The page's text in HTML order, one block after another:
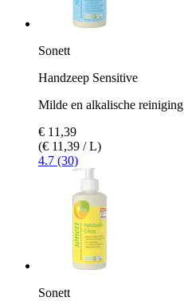
Sonett
Handzeep Sensitive
Milde en alkalische reiniging
€ 11,39
(€ 11,39 / L)
4.7 (30)
Sonett